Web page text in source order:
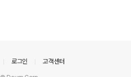
로그인 고객센터